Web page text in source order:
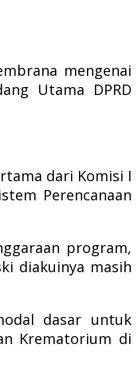
mengenai
Utama DPRD
dari Komisi I
Perencanaan
program,
diakuinya masih
dasar untuk
Krematorium di